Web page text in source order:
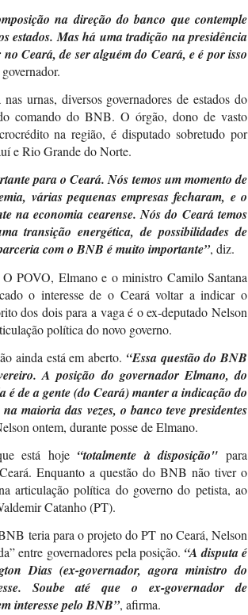
na direção do banco que contemple
estados. Mas há uma tradição na presidência
Ceará, de ser alguém do Ceará, e é por isso
urnas, diversos governadores de estados do
comando do BNB. O órgão, dono de vasto
na região, é disputado sobretudo por
e Rio Grande do Norte.
para o Ceará. Nós temos um momento de
várias pequenas empresas fecharam, e o
na economia cearense. Nós do Ceará temos
transição energética, de possibilidades de
com o BNB é muito importante”, diz.
POVO, Elmano e o ministro Camilo Santana
o interesse de o Ceará voltar a indicar o
dos dois para a vaga é o ex-deputado Nelson
política do novo governo.
ainda está em aberto. “Essa questão do BNB
A posição do governador Elmano, do
de a gente (do Ceará) manter a indicação do
maioria das vezes, o banco teve presidentes
ontem, durante posse de Elmano.
está hoje “totalmente à disposição" para
Enquanto a questão do BNB não tiver o
articulação política do governo do petista, ao
Catanho (PT).
teria para o projeto do PT no Ceará, Nelson
entre governadores pela posição. “A disputa é
Dias (ex-governador, agora ministro do
Soube até que o ex-governador de
interesse pelo BNB”, afirma.